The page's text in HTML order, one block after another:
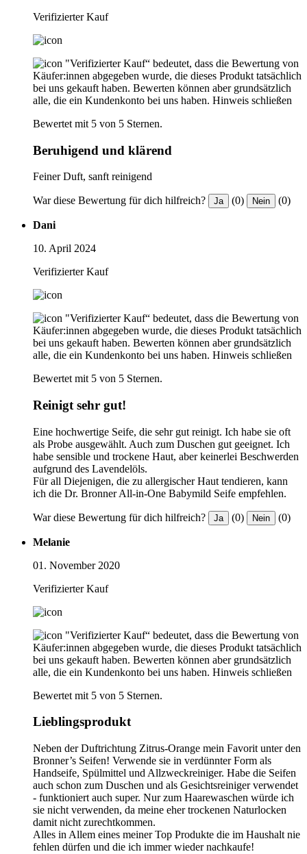
Verifizierter Kauf
"Verifizierter Kauf“ bedeutet, dass die Bewertung von
Käufer:innen abgegeben wurde, die dieses Produkt tatsächlich
bei uns gekauft haben. Bewerten können aber grundsätzlich
alle, die ein Kundenkonto bei uns haben. Hinweis schließen
Bewertet mit 5 von 5 Sternen.
Beruhigend und klärend
Feiner Duft, sanft reinigend
War diese Bewertung für dich hilfreich? Ja (0) Nein (0)
Dani
10. April 2024
Verifizierter Kauf
"Verifizierter Kauf“ bedeutet, dass die Bewertung von
Käufer:innen abgegeben wurde, die dieses Produkt tatsächlich
bei uns gekauft haben. Bewerten können aber grundsätzlich
alle, die ein Kundenkonto bei uns haben. Hinweis schließen
Bewertet mit 5 von 5 Sternen.
Reinigt sehr gut!
Eine hochwertige Seife, die sehr gut reinigt. Ich habe sie oft
als Probe ausgewählt. Auch zum Duschen gut geeignet. Ich
habe sensible und trockene Haut, aber keinerlei Beschwerden
aufgrund des Lavendelöls.
Für all Diejenigen, die zu allergischer Haut tendieren, kann
ich die Dr. Bronner All-in-One Babymild Seife empfehlen.
War diese Bewertung für dich hilfreich? Ja (0) Nein (0)
Melanie
01. November 2020
Verifizierter Kauf
"Verifizierter Kauf“ bedeutet, dass die Bewertung von
Käufer:innen abgegeben wurde, die dieses Produkt tatsächlich
bei uns gekauft haben. Bewerten können aber grundsätzlich
alle, die ein Kundenkonto bei uns haben. Hinweis schließen
Bewertet mit 5 von 5 Sternen.
Lieblingsprodukt
Neben der Duftrichtung Zitrus-Orange mein Favorit unter den
Bronner’s Seifen! Verwende sie in verdünnter Form als
Handseife, Spülmittel und Allzweckreiniger. Habe die Seifen
auch schon zum Duschen und als Gesichtsreiniger verwendet
- funktioniert auch super. Nur zum Haarewaschen würde ich
sie nicht verwenden, da meine eher trockenen Naturlocken
damit nicht zurechtkommen.
Alles in Allem eines meiner Top Produkte die im Haushalt nie
fehlen dürfen und die ich immer wieder nachkaufe!